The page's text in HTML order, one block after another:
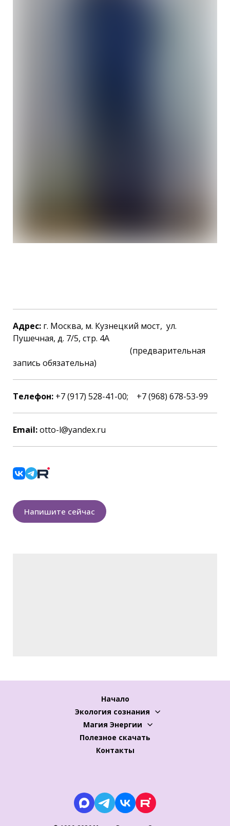
Адрес: г. Москва, м. Кузнецкий мост, ул.
Пушечная, д. 7/5, стр. 4А
(предварительная
запись обязательна)
Телефон: +7 (917) 528-41-00; +7 (968) 678-53-99
Email:otto-l@yandex.ru
Напишите сейчас
Начало
Экология сознания
Магия Энергии
Полезное скачать
Контакты